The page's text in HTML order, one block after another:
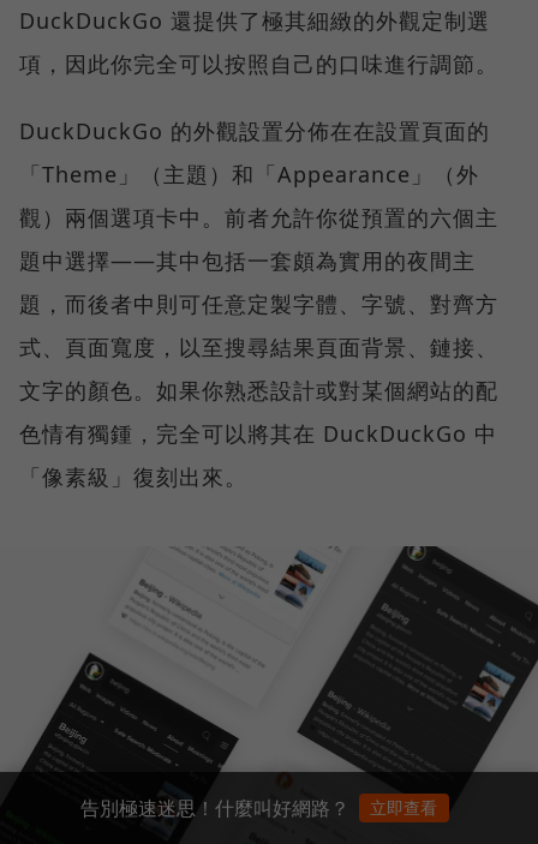
DuckDuckGo 還提供了極其細緻的外觀定制選
項，因此你完全可以按照自己的口味進行調節。
DuckDuckGo 的外觀設置分佈在在設置頁面的
「Theme」（主題）和「Appearance」（外
觀）兩個選項卡中。前者允許你從預置的六個主
題中選擇——其中包括一套頗為實用的夜間主
題，而後者中則可任意定製字體、字號、對齊方
式、頁面寬度，以至搜尋結果頁面背景、鏈接、
文字的顏色。如果你熟悉設計或對某個網站的配
色情有獨鍾，完全可以將其在 DuckDuckGo 中
「像素級」復刻出來。
告別極速迷思！什麼叫好網路？ 立即查看